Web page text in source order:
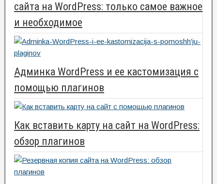
сайта на WordPress: только самое важное
и необходимое
Админка WordPress и ее кастомизация с
помощью плагинов
Как вставить карту на сайт на WordPress:
обзор плагинов